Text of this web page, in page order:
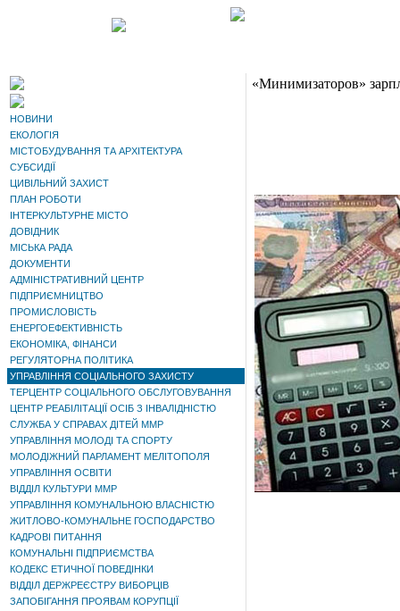
НОВИНИ
ЕКОЛОГІЯ
МІСТОБУДУВАННЯ ТА АРХІТЕКТУРА
СУБСИДІЇ
ЦИВІЛЬНИЙ ЗАХИСТ
ПЛАН РОБОТИ
ІНТЕРКУЛЬТУРНЕ МІСТО
ДОВІДНИК
МІСЬКА РАДА
ДОКУМЕНТИ
АДМІНІСТРАТИВНИЙ ЦЕНТР
ПІДПРИЄМНИЦТВО
ПРОМИСЛОВІСТЬ
ЕНЕРГОЕФЕКТИВНІСТЬ
ЕКОНОМІКА, ФІНАНСИ
РЕГУЛЯТОРНА ПОЛІТИКА
УПРАВЛІННЯ СОЦІАЛЬНОГО ЗАХИСТУ
ТЕРЦЕНТР СОЦІАЛЬНОГО ОБСЛУГОВУВАННЯ
ЦЕНТР РЕАБІЛІТАЦІЇ ОСІБ З ІНВАЛІДНІСТЮ
СЛУЖБА У СПРАВАХ ДІТЕЙ ММР
УПРАВЛІННЯ МОЛОДІ ТА СПОРТУ
МОЛОДІЖНИЙ ПАРЛАМЕНТ МЕЛІТОПОЛЯ
УПРАВЛІННЯ ОСВІТИ
ВІДДІЛ КУЛЬТУРИ ММР
УПРАВЛІННЯ КОМУНАЛЬНОЮ ВЛАСНІСТЮ
ЖИТЛОВО-КОМУНАЛЬНЕ ГОСПОДАРСТВО
КАДРОВІ ПИТАННЯ
КОМУНАЛЬНІ ПІДПРИЄМСТВА
КОДЕКС ЕТИЧНОЇ ПОВЕДІНКИ
ВІДДІЛ ДЕРЖРЕЄСТРУ ВИБОРЦІВ
ЗАПОБІГАННЯ ПРОЯВАМ КОРУПЦІЇ
«Минимизаторов»